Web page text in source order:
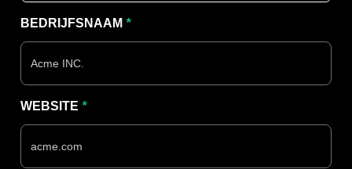
BEDRIJFSNAAM *
WEBSITE *